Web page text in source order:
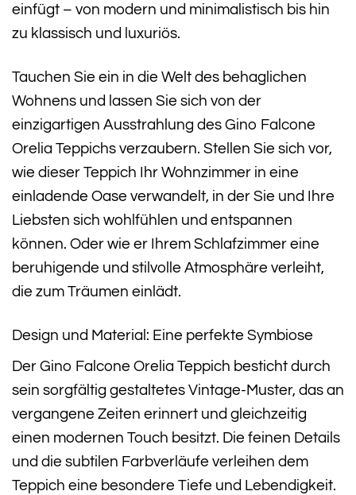
einfügt – von modern und minimalistisch bis hin
zu klassisch und luxuriös.
Tauchen Sie ein in die Welt des behaglichen
Wohnens und lassen Sie sich von der
einzigartigen Ausstrahlung des Gino Falcone
Orelia Teppichs verzaubern. Stellen Sie sich vor,
wie dieser Teppich Ihr Wohnzimmer in eine
einladende Oase verwandelt, in der Sie und Ihre
Liebsten sich wohlfühlen und entspannen
können. Oder wie er Ihrem Schlafzimmer eine
beruhigende und stilvolle Atmosphäre verleiht,
die zum Träumen einlädt.
Design und Material: Eine perfekte Symbiose
Der Gino Falcone Orelia Teppich besticht durch
sein sorgfältig gestaltetes Vintage-Muster, das an
vergangene Zeiten erinnert und gleichzeitig
einen modernen Touch besitzt. Die feinen Details
und die subtilen Farbverläufe verleihen dem
Teppich eine besondere Tiefe und Lebendigkeit.